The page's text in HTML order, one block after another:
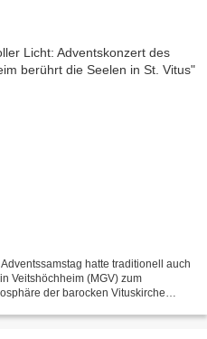
hatte traditionell auch
Veitshöchheim (MGV) zum
der barocken Vituskirche